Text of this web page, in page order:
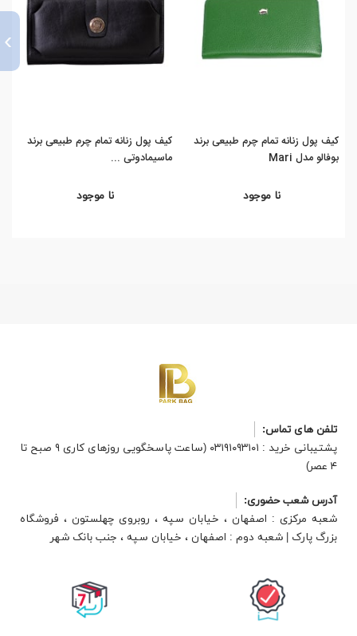
کیف پول زنانه تمام چرم طبیعی برند
بوفالو مدل Mari
نا موجود
کیف پول زنانه تمام چرم طبیعی برند
ماسیمادوتی ...
نا موجود
›
تلفن های تماس:
پشتیبانی خرید : ۰۳۱۹۱۰۹۳۱۰۱ (ساعت پاسخگویی روزهای کاری ۹ صبح تا
۴ عصر)
آدرس شعب حضوری:
شعبه مرکزی : اصفهان ، خیابان سپه ، روبروی چهلستون ، فروشگاه
بزرگ پارک | شعبه دوم : اصفهان ، خیابان سپه ، جنب بانک شهر